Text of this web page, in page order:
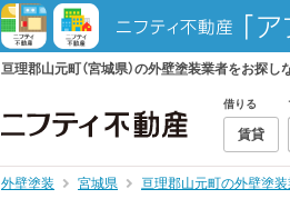
亘理郡山元町（宮城県）の外壁塗装業者をお探
借りる
賃貸
外壁塗装 宮城県 亘理郡山元町の外壁塗